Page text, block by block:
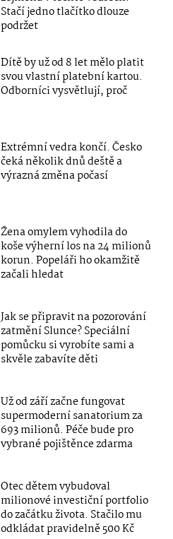
Stačí jedno tlačítko dlouze
podržet
Dítě by už od 8 let mělo platit
svou vlastní platební kartou.
Odborníci vysvětlují, proč
Extrémní vedra končí. Česko
čeká několik dnů deště a
výrazná změna počasí
Žena omylem vyhodila do
koše výherní los na 24 milionů
korun. Popeláři ho okamžitě
začali hledat
Jak se připravit na pozorování
zatmění Slunce? Speciální
pomůcku si vyrobíte sami a
skvěle zabavíte děti
Už od září začne fungovat
supermoderní sanatorium za
693 milionů. Péče bude pro
vybrané pojištěnce zdarma
Otec dětem vybudoval
milionové investiční portfolio
do začátku života. Stačilo mu
odkládat pravidelně 500 Kč